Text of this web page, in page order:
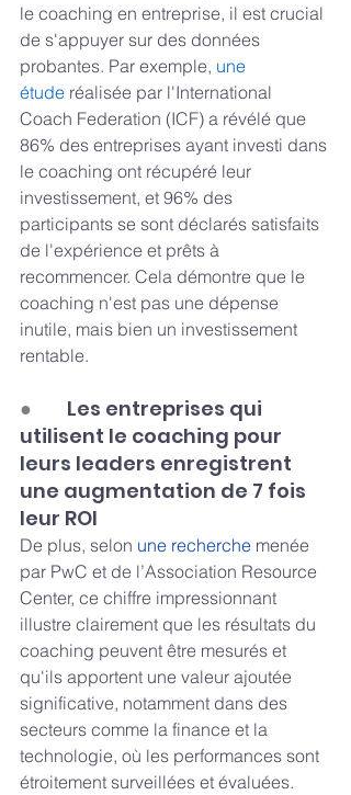
le coaching en entreprise, il est crucial
de s'appuyer sur des données
probantes. Par exemple, une
étude réalisée par l'International
Coach Federation (ICF) a révélé que
86% des entreprises ayant investi dans
le coaching ont récupéré leur
investissement, et 96% des
participants se sont déclarés satisfaits
de l'expérience et prêts à
recommencer. Cela démontre que le
coaching n'est pas une dépense
inutile, mais bien un investissement
rentable.
●
Les entreprises qui
utilisent le coaching pour
leurs leaders enregistrent
une augmentation de 7 fois
leur ROI
De plus, selon une recherche menée
par PwC et de l’Association Resource
Center, ce chiffre impressionnant
illustre clairement que les résultats du
coaching peuvent être mesurés et
qu'ils apportent une valeur ajoutée
significative, notamment dans des
secteurs comme la finance et la
technologie, où les performances sont
étroitement surveillées et évaluées.